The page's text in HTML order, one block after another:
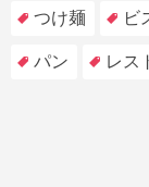
つけ麺 ビ
パン レス